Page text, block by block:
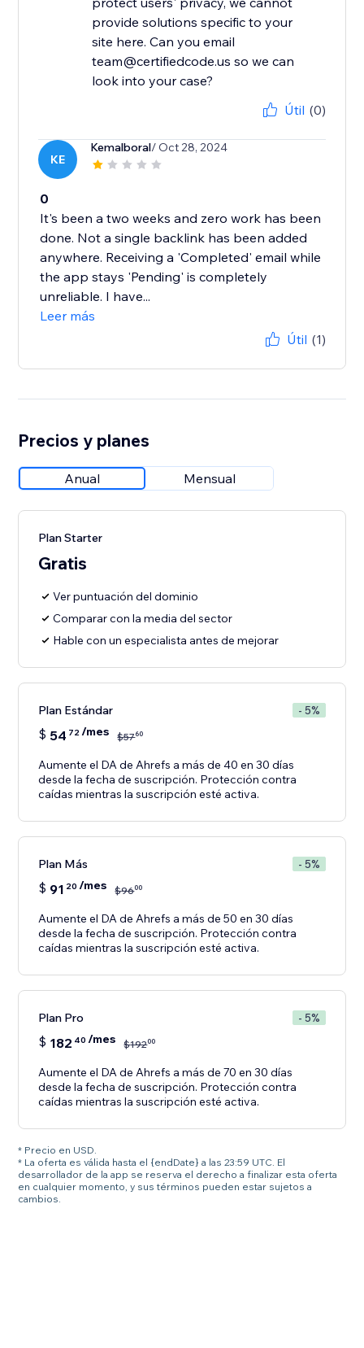
provide solutions specific to your
site here. Can you email
team@certifiedcode.us so we can
look into your case?
Útil (0)
KE
Kemalboral/ Oct 28, 2024
0
It's been a two weeks and zero work has been
done. Not a single backlink has been added
anywhere. Receiving a 'Completed' email while
the app stays 'Pending' is completely
unreliable. I have...
Leer más
Útil (1)
Precios y planes
Anual Mensual
Plan Starter
Gratis
Ver puntuación del dominio
Comparar con la media del sector
Hable con un especialista antes de mejorar
Plan Estándar - 5%
$ 54 72/mes $5760
Aumente el DA de Ahrefs a más de 40 en 30 días
desde la fecha de suscripción. Protección contra
caídas mientras la suscripción esté activa.
Plan Más - 5%
$ 91 20 /mes $9600
Aumente el DA de Ahrefs a más de 50 en 30 días
desde la fecha de suscripción. Protección contra
caídas mientras la suscripción esté activa.
Plan Pro - 5%
$ 182 40 /mes $19200
Aumente el DA de Ahrefs a más de 70 en 30 días
desde la fecha de suscripción. Protección contra
caídas mientras la suscripción esté activa.
* Precio en USD.
* La oferta es válida hasta el {endDate} a las 23:59 UTC. El
desarrollador de la app se reserva el derecho a finalizar esta oferta
en cualquier momento, y sus términos pueden estar sujetos a
cambios.